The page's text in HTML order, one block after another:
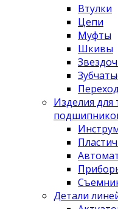
Втулки
Цепи
Муфты
Шкивы
Изделия для
Детали